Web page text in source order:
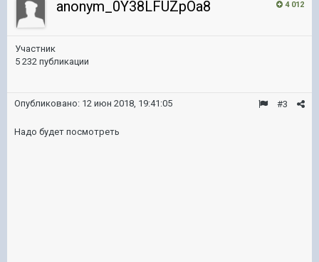
4 012
anonym_0Y38LFUZpOa8
Участник
5 232 публикации
#3
Опубликовано: 12 июн 2018, 19:41:05
Надо будет посмотреть